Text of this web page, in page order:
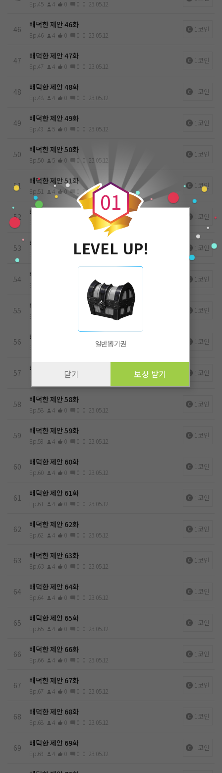
Ep.45 4 0 0 0 23.05.12
46 배덕한 제안 46화
Ep.46 4 0 0 0 23.05.12
1코인
47 배덕한 제안 47화
Ep.47 4 0 0 0 23.05.12
1코인
48 배덕한 제안 48화
Ep.48 4 0 0 0 23.05.12
1코인
49 배덕한 제안 49화
Ep.49 5 0 0 0 23.05.12
1코인
50 배덕한 제안 50화
Ep.50 5 0 0 0 23.05.12
1코인
51 배덕한 제안 51화
Ep.51 4 0 0 0 23.05.12
1코인
52 배덕한 제안 52화
Ep.52 23.05.12
1코인
53 배덕한 제안 53화
Ep.53 0 0 23.05.12
1코인
54 배덕한 제안 54화
Ep.54 23.05.12
1코인
55 배덕한 제안 55화
Ep.55 23.05.12
1코인
56 배덕한 제안 56화
Ep.56 23.05.12
1코인
57 배덕한 제안 57화
Ep.57 0 0
1코인
58 배덕한 제안 58화
Ep.58 4 0 0 0 23.05.12
1코인
59 배덕한 제안 59화
Ep.59 4 0 0 0 23.05.12
1코인
60 배덕한 제안 60화
Ep.60 4 0 0 0 23.05.12
1코인
61 배덕한 제안 61화
Ep.61 4 0 0 0 23.05.12
1코인
62 배덕한 제안 62화
Ep.62 4 0 0 0 23.05.12
1코인
63 배덕한 제안 63화
Ep.63 4 0 0 0 23.05.12
1코인
64 배덕한 제안 64화
Ep.64 4 0 0 0 23.05.12
1코인
65 배덕한 제안 65화
Ep.65 4 0 0 0 23.05.12
1코인
66 배덕한 제안 66화
Ep.66 4 0 0 0 23.05.12
1코인
67 배덕한 제안 67화
Ep.67 4 0 0 0 23.05.12
1코인
68 배덕한 제안 68화
Ep.68 4 0 0 0 23.05.12
1코인
69 배덕한 제안 69화
Ep.69 4 0 0 0 23.05.12
1코인
0
0
1
LEVEL UP!
일반뽑기권
닫기 보상 받기